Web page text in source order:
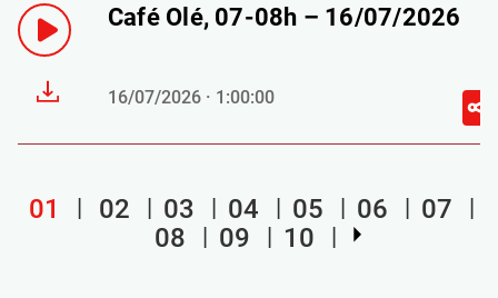
Café Olé, 07-08h – 16/07/2026
16/07/2026 · 1:00:00
01 02 03 04 05 06
07
08
09 10